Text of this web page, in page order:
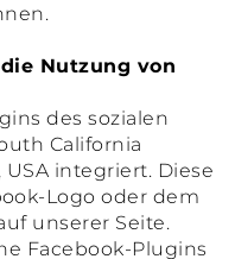
Nutzung von
des sozialen
California
USA integriert. Diese
Logo oder dem
unserer Seite.
Facebook-Plugins